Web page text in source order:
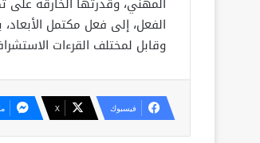
الفعل، إلى فعل مكتمل
وقابل لمختلف القرءات
فيسبوك X